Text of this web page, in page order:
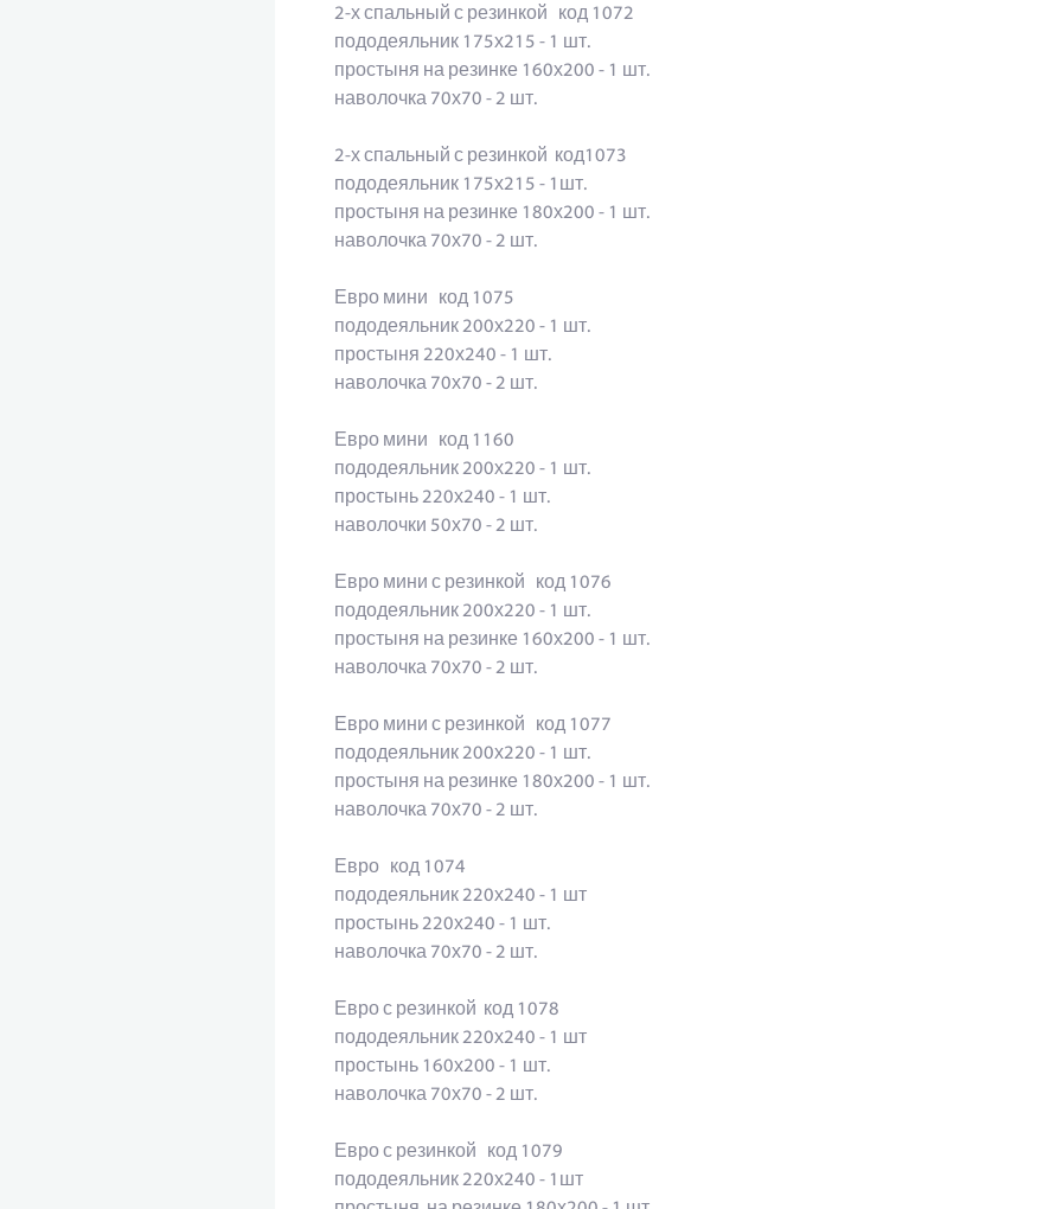
2-х спальный с резинкой код 1072
пододеяльник 175х215 - 1 шт.
простыня на резинке 160х200 - 1 шт.
наволочка 70х70 - 2 шт.
2-х спальный с резинкой код1073
пододеяльник 175х215 - 1шт.
простыня на резинке 180х200 - 1 шт.
наволочка 70х70 - 2 шт.
Евро мини код 1075
пододеяльник 200х220 - 1 шт.
простыня 220х240 - 1 шт.
наволочка 70х70 - 2 шт.
Евро мини код 1160
пододеяльник 200х220 - 1 шт.
простынь 220х240 - 1 шт.
наволочки 50х70 - 2 шт.
Евро мини с резинкой код 1076
пододеяльник 200х220 - 1 шт.
простыня на резинке 160х200 - 1 шт.
наволочка 70х70 - 2 шт.
Евро мини с резинкой код 1077
пододеяльник 200х220 - 1 шт.
простыня на резинке 180х200 - 1 шт.
наволочка 70х70 - 2 шт.
Евро код 1074
пододеяльник 220х240 - 1 шт
простынь 220х240 - 1 шт.
наволочка 70х70 - 2 шт.
Евро с резинкой код 1078
пододеяльник 220х240 - 1 шт
простынь 160х200 - 1 шт.
наволочка 70х70 - 2 шт.
Евро с резинкой код 1079
пододеяльник 220х240 - 1шт